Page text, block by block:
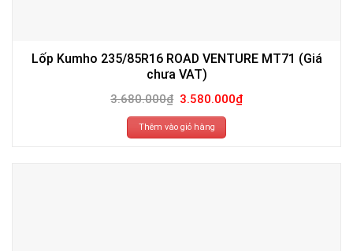
Lốp Kumho 235/85R16 ROAD VENTURE MT71 (Giá
chưa VAT)
3.680.000₫ Giá
gốc
là:
3.680.000₫.
3.580.000₫Giá
hiện
Thêm vào giỏ hàng